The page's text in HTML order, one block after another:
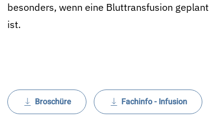
besonders, wenn eine Bluttransfusion geplant
ist.
Broschüre Fachinfo - Infusion